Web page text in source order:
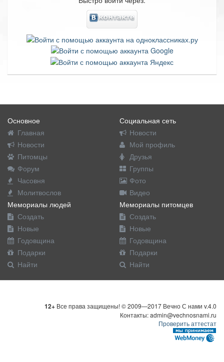
Основное
Главная
Новости
Питомцы
Форум
Часовня
Молитвослов
Социальная сеть
Новости
Мой профиль
Друзья
Группы
Фото
Видео
Мемориалы людей
Создать
Новые
Годовщина
Подарки
Найти
Мемориалы питомцев
Создать
Новые
Годовщина
Подарки
Найти
12+ Все права защищены! © 2009—2017 Вечно С нами v.4.0
Контакты: admin@vechnosnami.ru
Проверить аттестат